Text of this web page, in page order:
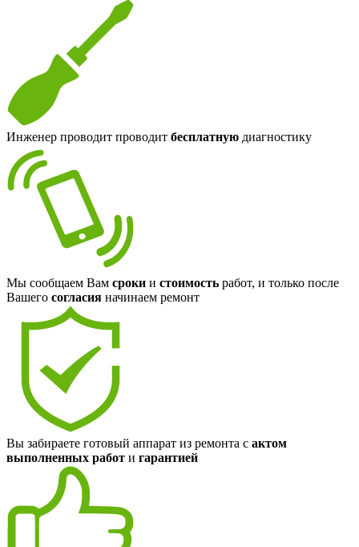
Инженер проводит проводит бесплатную диагностику
Мы сообщаем Вам сроки и стоимость работ, и только после
Вашего согласия начинаем ремонт
Вы забираете готовый аппарат из ремонта с актом
выполненных работ и гарантией